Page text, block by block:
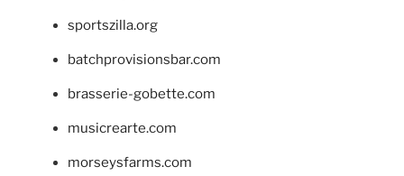
sportszilla.org
batchprovisionsbar.com
brasserie-gobette.com
musicrearte.com
morseysfarms.com